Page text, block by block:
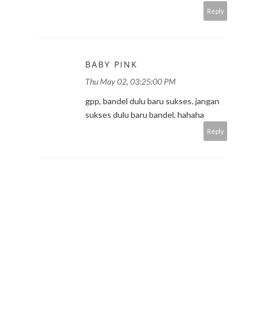
Reply
BABY PINK
Thu May 02, 03:25:00 PM
gpp, bandel dulu baru sukses. jangan
sukses dulu baru bandel. hahaha
Reply